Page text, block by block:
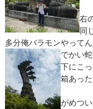
右
同
多分俺バラモンやってん
でかい
下にこ
箱あった
がめつ